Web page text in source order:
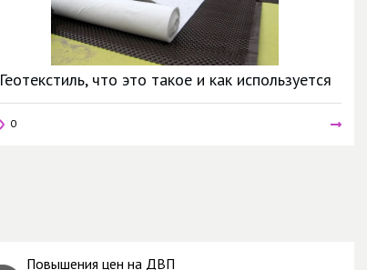
Геотекстиль, что это такое и как используется
0
Повышения цен на ДВП